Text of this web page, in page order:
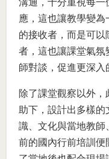
溝通，十分重視每一
應，這也讓教學變
的接收者，而是可
者，這也讓課堂氣氛
師對談，促進更深入
除了課堂觀察以外
助下，設計出多樣
識、文化與當地教師
前的國內行前培訓便